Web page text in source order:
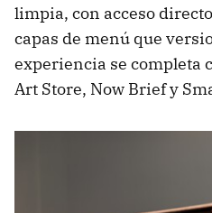
limpia, con acceso
capas de menú que
experiencia se completa
Art Store, Now Brief y